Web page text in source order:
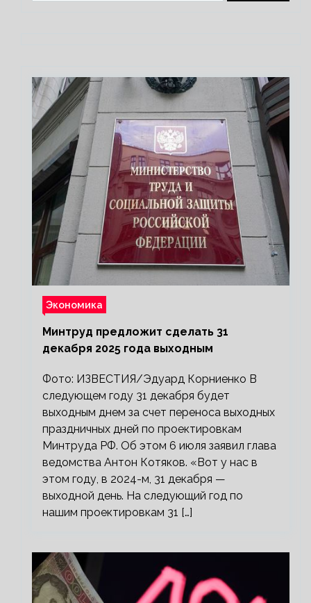
Экономика
Минтруд предложит сделать 31
декабря 2025 года выходным
Фото: ИЗВЕСТИЯ/Эдуард Корниенко В
следующем году 31 декабря будет
выходным днем за счет переноса выходных
праздничных дней по проектировкам
Минтруда РФ. Об этом 6 июля заявил глава
ведомства Антон Котяков. «Вот у нас в
этом году, в 2024-м, 31 декабря —
выходной день. На следующий год по
нашим проектировкам 31 […]